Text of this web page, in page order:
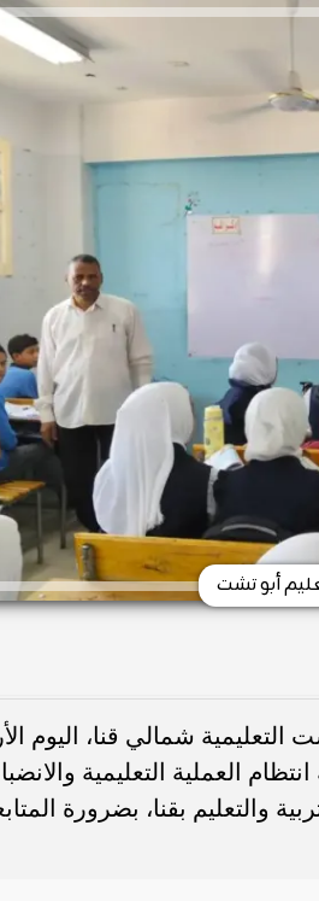
أبو تشت
شمالي قنا، اليوم
العملية التعليمية
والتعليم بقنا، بضرورة